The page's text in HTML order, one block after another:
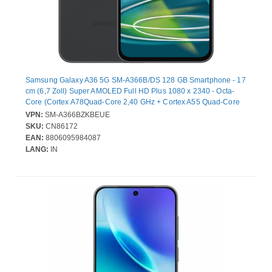
Samsung Galaxy A36 5G SM-A366B/DS 128 GB Smartphone - 17
cm (6,7 Zoll) Super AMOLED Full HD Plus 1080 x 2340 - Octa-
Core (Cortex A78Quad-Core 2,40 GHz + Cortex A55 Quad-Core
1,80 GHz - 6 GB RAM - Android 15 - 5G - Schwarz - Bar - 2 SIM
Support - kein SIM-Lock - Front Camera: 12 Megapixel - Rear
Camera: 50 Megapixel / 8 Megapixel / 5 Megapixel - 5000 mAh
Akku
VPN: SM-A366BZKBEUE
SKU: CN86172
EAN: 8806095984087
LANG: IN